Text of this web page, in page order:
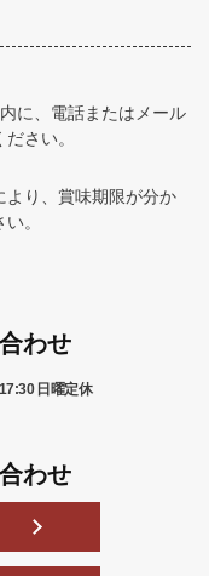
に、電話またはメール
さい。
より、賞味期限が分か
。
わせ
日曜定休
わせ